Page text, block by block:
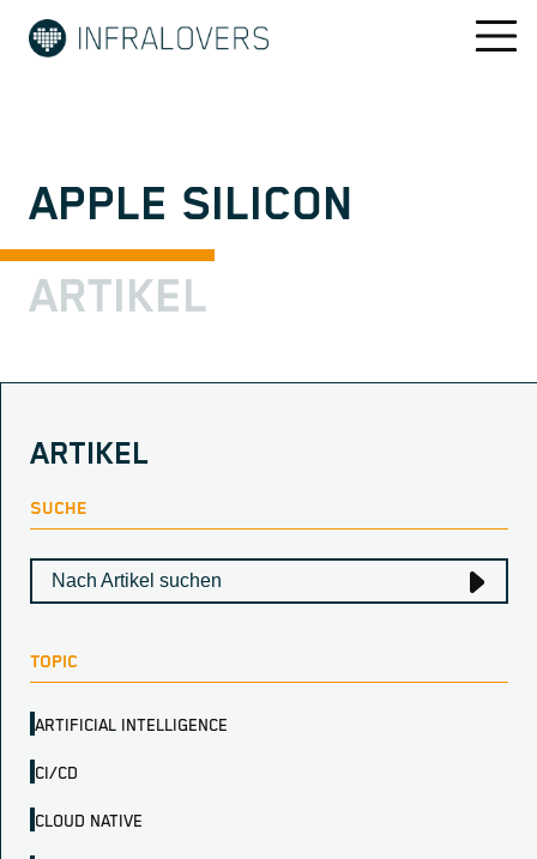
APPLE SILICON
ARTIKEL
ARTIKEL
SUCHE
TOPIC
ARTIFICIAL INTELLIGENCE
CI/CD
CLOUD NATIVE